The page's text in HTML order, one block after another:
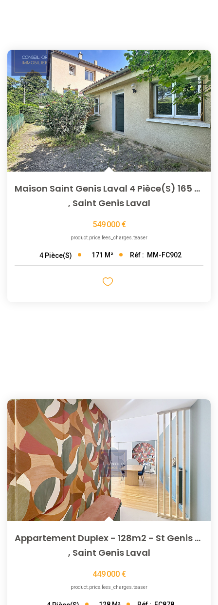
Maison Saint Genis Laval 4 Pièce(s) 165 M2
, Saint Genis Laval
549 000 €
product.price.fees_charges.teaser
4 Pièce(s) 171 M² Réf : MM-FC902
Appartement Duplex - 128m2 - St Genis Laval Centre
, Saint Genis Laval
449 000 €
product.price.fees_charges.teaser